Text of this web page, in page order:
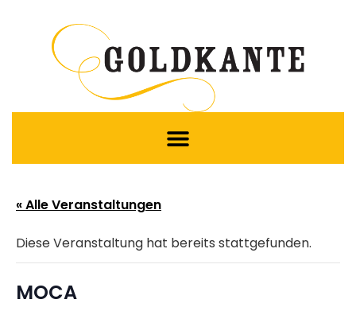
« Alle Veranstaltungen
Diese Veranstaltung hat bereits stattgefunden.
MOCA